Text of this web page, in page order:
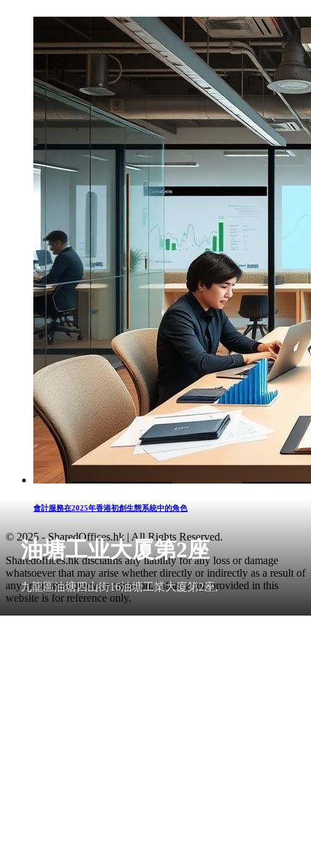
油塘工业大厦第2座
九龍區油塘四山街16油塘工業大廈第2座,
會計服務在2025年香港初創生態系統中的角色
© 2025 - SharedOffices.hk | All Rights Reserved.
Sharedoffices.hk disclaims any liability for any loss or damage
whatsoever that may arise whether directly or indirectly as a result of
any error, inaccuracy or omission. Information provided in this
website is for reference only.